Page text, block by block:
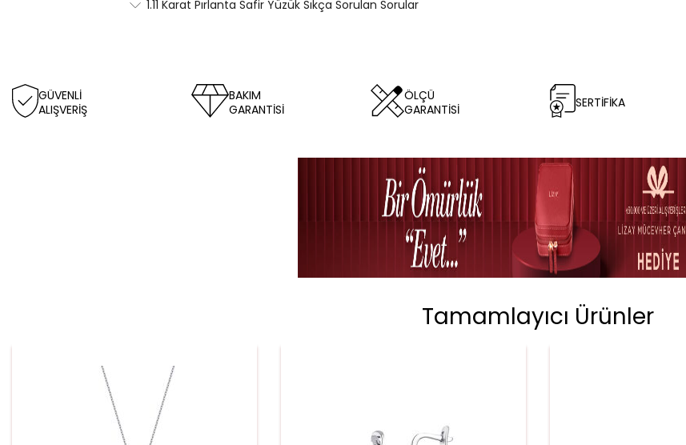
1.11 Karat Pırlanta Safir Yüzük Sıkça Sorulan Sorular
GÜVENLİ
ALIŞVERİŞ
BAKIM
GARANTİSİ
ÖLÇÜ
GARANTİSİ
SERTİFİKA
Tamamlayıcı Ürünler